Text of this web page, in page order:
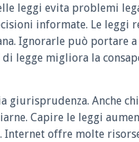
leggi evita problemi
informate. Le leggi
Ignorarle può portare a
legge migliora la
giurisprudenza. Anche chi
Capire le leggi
Internet offre molte